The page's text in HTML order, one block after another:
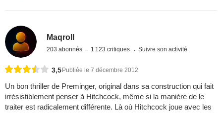
Maqroll
203 abonnés 1 123 critiques Suivre son activité
3,5Publiée le 7 décembre 2012
Un bon thriller de Preminger, original dans sa construction qui fait
irrésistiblement penser à Hitchcock, même si la manière de le
traiter est radicalement différente. Là où Hitchcock joue avec les